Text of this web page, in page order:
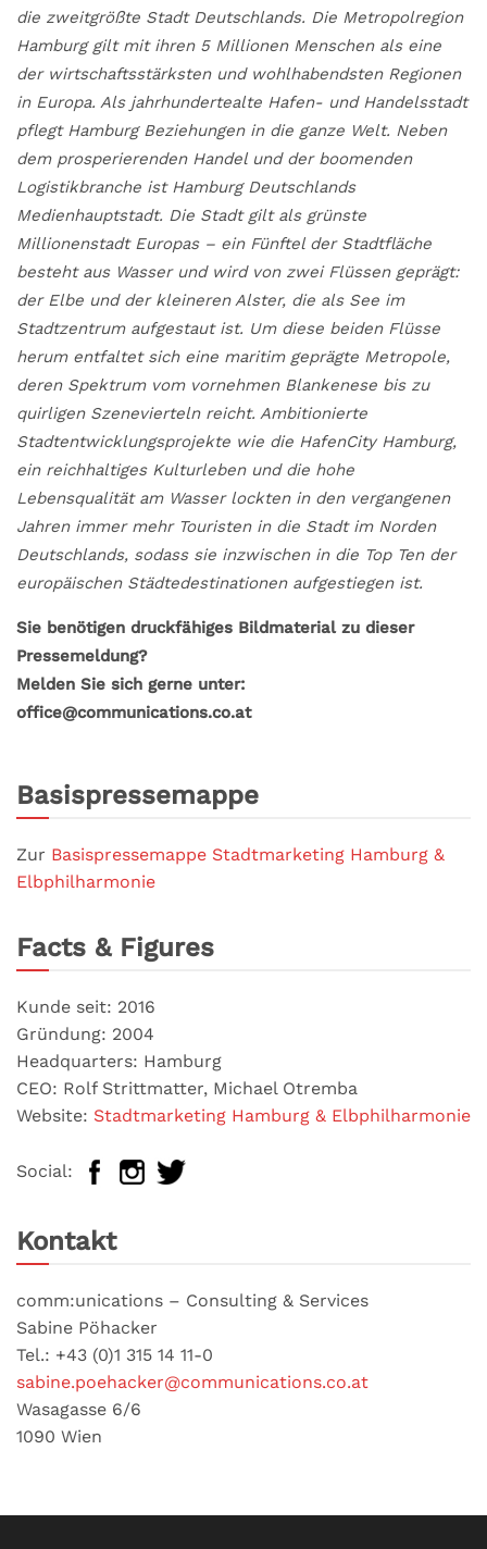
die zweitgrößte Stadt Deutschlands. Die Metropolregion
Hamburg gilt mit ihren 5 Millionen Menschen als eine
der wirtschaftsstärksten und wohlhabendsten Regionen
in Europa. Als jahrhundertealte Hafen- und Handelsstadt
pflegt Hamburg Beziehungen in die ganze Welt. Neben
dem prosperierenden Handel und der boomenden
Logistikbranche ist Hamburg Deutschlands
Medienhauptstadt. Die Stadt gilt als grünste
Millionenstadt Europas – ein Fünftel der Stadtfläche
besteht aus Wasser und wird von zwei Flüssen geprägt:
der Elbe und der kleineren Alster, die als See im
Stadtzentrum aufgestaut ist. Um diese beiden Flüsse
herum entfaltet sich eine maritim geprägte Metropole,
deren Spektrum vom vornehmen Blankenese bis zu
quirligen Szenevierteln reicht. Ambitionierte
Stadtentwicklungsprojekte wie die HafenCity Hamburg,
ein reichhaltiges Kulturleben und die hohe
Lebensqualität am Wasser lockten in den vergangenen
Jahren immer mehr Touristen in die Stadt im Norden
Deutschlands, sodass sie inzwischen in die Top Ten der
europäischen Städtedestinationen aufgestiegen ist.
Sie benötigen druckfähiges Bildmaterial zu dieser
Pressemeldung?
Melden Sie sich gerne unter:
office@communications.co.at
Basispressemappe
Zur Basispressemappe Stadtmarketing Hamburg &
Elbphilharmonie
Facts & Figures
Kunde seit: 2016
Gründung: 2004
Headquarters: Hamburg
CEO: Rolf Strittmatter, Michael Otremba
Website: Stadtmarketing Hamburg & Elbphilharmonie
Social:
Kontakt
comm:unications – Consulting & Services
Sabine Pöhacker
Tel.: +43 (0)1 315 14 11-0
sabine.poehacker@communications.co.at
Wasagasse 6/6
1090 Wien